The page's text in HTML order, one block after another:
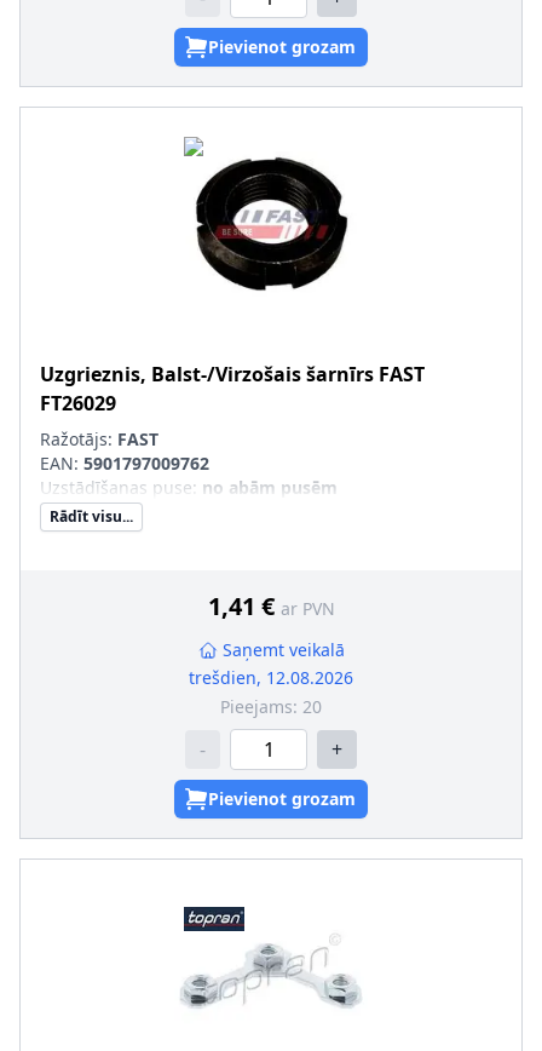
Pievienot grozam
Uzgrieznis, Balst-/Virzošais šarnīrs FAST
FT26029
Ražotājs: FAST
EAN: 5901797009762
Uzstādīšanas puse: no abām pusēm
Rādīt visu...
1,41 € ar PVN
Saņemt veikalā
trešdien, 12.08.2026
Pieejams: 20
- +
Pievienot grozam